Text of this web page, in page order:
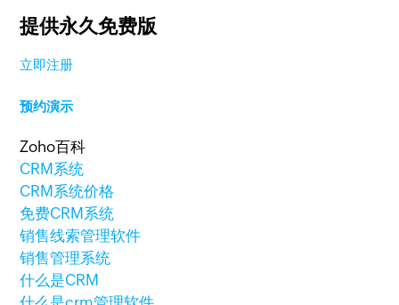
提供永久免费版
立即注册
预约演示
Zoho百科
CRM系统
CRM系统价格
免费CRM系统
销售线索管理软件
销售管理系统
什么是CRM